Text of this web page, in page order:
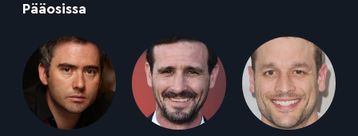
Pääosissa